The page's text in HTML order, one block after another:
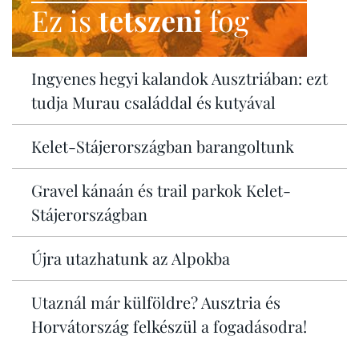
Ez istetszenifog
Ingyenes hegyi kalandok Ausztriában: ezt
tudja Murau családdal és kutyával
Kelet-Stájerországban barangoltunk
Gravel kánaán és trail parkok Kelet-
Stájerországban
Újra utazhatunk az Alpokba
Utaznál már külföldre? Ausztria és
Horvátország felkészül a fogadásodra!